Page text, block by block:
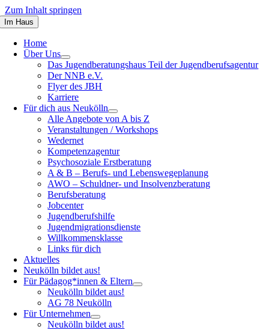
Zum Inhalt springen
Im Haus
Home
Über Uns
Das Jugendberatungshaus Teil der Jugendberufsagentur
Der NNB e.V.
Flyer des JBH
Karriere
Für dich aus Neukölln
Alle Angebote von A bis Z
Veranstaltungen / Workshops
Wedernet
Kompetenzagentur
Psychosoziale Erstberatung
A & B – Berufs- und Lebenswegeplanung
AWO – Schuldner- und Insolvenzberatung
Berufsberatung
Jobcenter
Jugendberufshilfe
Jugendmigrationsdienste
Willkommensklasse
Links für dich
Aktuelles
Neukölln bildet aus!
Für Pädagog*innen & Eltern
Neukölln bildet aus!
AG 78 Neukölln
Für Unternehmen
Neukölln bildet aus!